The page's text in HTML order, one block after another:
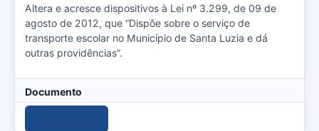
Altera e acresce dispositivos à Lei nº 3.299, de 09 de
agosto de 2012, que “Dispõe sobre o serviço de
transporte escolar no Município de Santa Luzia e dá
outras providências”.
Documento